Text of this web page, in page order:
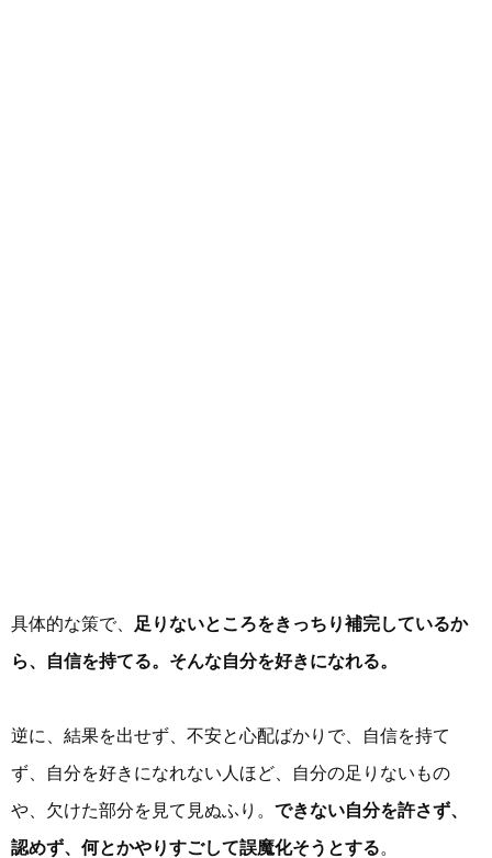
具体的な策で、
足りないところをきっちり補完しているか
ら、自信を持てる。そんな自分を好きになれる。
逆に、結果を出せず、不安と心配ばかりで、自信を持て
ず、自分を好きになれない人ほど、自分の足りないもの
や、欠けた部分を見て見ぬふり。 できない自分を許さず、
認めず、何とかやりすごして誤魔化そうとする。